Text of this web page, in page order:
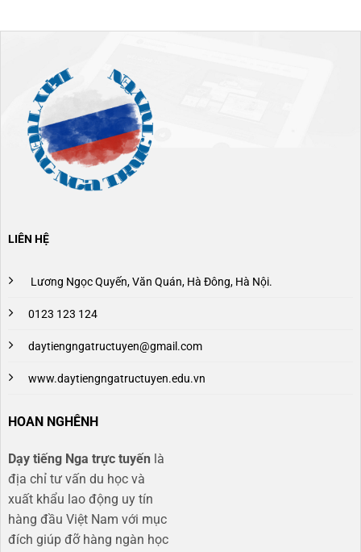
LIÊN HỆ
Lương Ngọc Quyến, Văn Quán, Hà Đông, Hà Nội.
0123 123 124
daytiengngatructuyen@gmail.com
www.daytiengngatructuyen.edu.vn
HOAN NGHÊNH
Dạy tiếng Nga trực tuyến là
địa chỉ tư vấn du học và
xuất khẩu lao động uy tín
hàng đầu Việt Nam với mục
đích giúp đỡ hàng ngàn học